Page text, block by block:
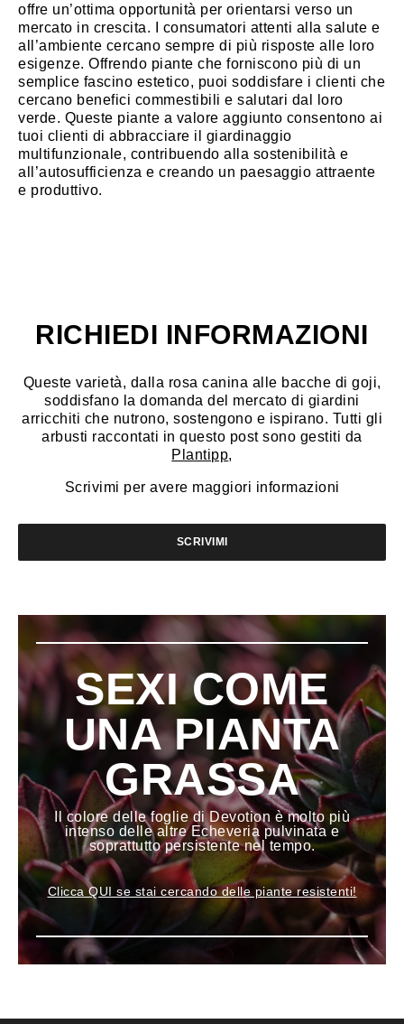
offre un’ottima opportunità per orientarsi verso un
mercato in crescita. I consumatori attenti alla salute e
all’ambiente cercano sempre di più risposte alle loro
esigenze. Offrendo piante che forniscono più di un
semplice fascino estetico, puoi soddisfare i clienti che
cercano benefici commestibili e salutari dal loro
verde. Queste piante a valore aggiunto consentono ai
tuoi clienti di abbracciare il giardinaggio
multifunzionale, contribuendo alla sostenibilità e
all’autosufficienza e creando un paesaggio attraente
e produttivo.
RICHIEDI INFORMAZIONI
Queste varietà, dalla rosa canina alle bacche di goji,
soddisfano la domanda del mercato di giardini
arricchiti che nutrono, sostengono e ispirano. Tutti gli
arbusti raccontati in questo post sono gestiti da
Plantipp,
Scrivimi per avere maggiori informazioni
SCRIVIMI
SEXI COME
UNA PIANTA
GRASSA
Il colore delle foglie di Devotion è molto più
intenso delle altre Echeveria pulvinata e
soprattutto persistente nel tempo.
Clicca QUI se stai cercando delle piante resistenti!